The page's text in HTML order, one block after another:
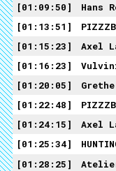
01:09:50
Hans
01:13:51
PIZZZB
01:15:23
Axel
01:16:23
01:20:05
01:22:48
PIZZZB
01:24:15
Axel
01:25:34
01:28:25